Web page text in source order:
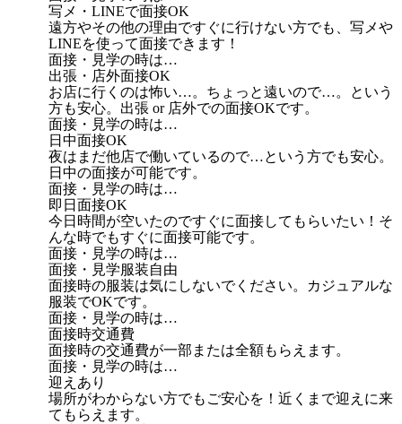
写メ・LINEで面接OK
遠方やその他の理由ですぐに行けない方でも、写メや
LINEを使って面接できます！
面接・見学の時は…
出張・店外面接OK
お店に行くのは怖い…。ちょっと遠いので…。という
方も安心。出張 or 店外での面接OKです。
面接・見学の時は…
日中面接OK
夜はまだ他店で働いているので…という方でも安心。
日中の面接が可能です。
面接・見学の時は…
即日面接OK
今日時間が空いたのですぐに面接してもらいたい！そ
んな時でもすぐに面接可能です。
面接・見学の時は…
面接・見学服装自由
面接時の服装は気にしないでください。カジュアルな
服装でOKです。
面接・見学の時は…
面接時交通費
面接時の交通費が一部または全額もらえます。
面接・見学の時は…
迎えあり
場所がわからない方でもご安心を！近くまで迎えに来
てもらえます。